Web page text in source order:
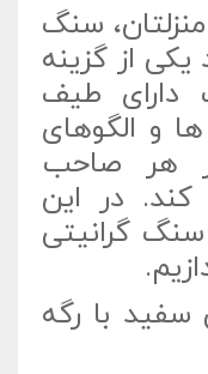
سنگ
از گزینه
دارای طیف
و الگوهای
هر صاحب
در این
معرفی 8 نوع سنگ گرانیتی
سفید با رگه